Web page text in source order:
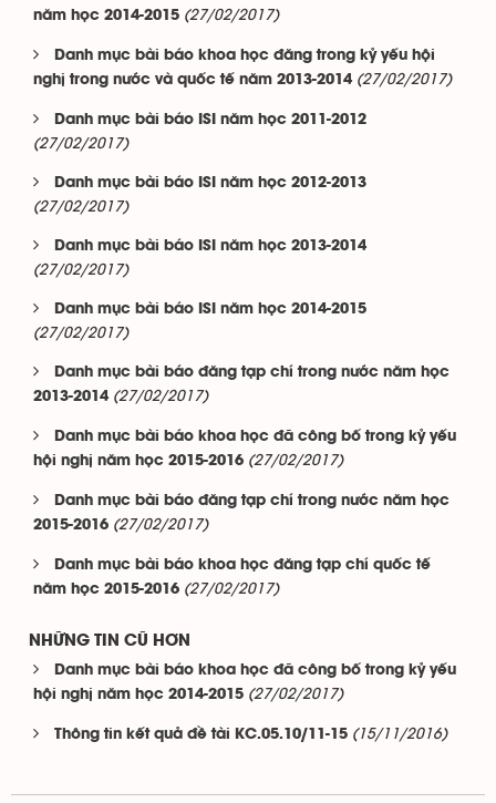
năm học 2014-2015 (27/02/2017)
Danh mục bài báo khoa học đăng trong kỷ yếu hội
nghị trong nước và quốc tế năm 2013-2014 (27/02/2017)
Danh mục bài báo ISI năm học 2011-2012
(27/02/2017)
Danh mục bài báo ISI năm học 2012-2013
(27/02/2017)
Danh mục bài báo ISI năm học 2013-2014
(27/02/2017)
Danh mục bài báo ISI năm học 2014-2015
(27/02/2017)
Danh mục bài báo đăng tạp chí trong nước năm học
2013-2014 (27/02/2017)
Danh mục bài báo khoa học đã công bố trong kỷ yếu
hội nghị năm học 2015-2016 (27/02/2017)
Danh mục bài báo đăng tạp chí trong nước năm học
2015-2016 (27/02/2017)
Danh mục bài báo khoa học đăng tạp chí quốc tế
năm học 2015-2016 (27/02/2017)
NHỮNG TIN CŨ HƠN
Danh mục bài báo khoa học đã công bố trong kỷ yếu
hội nghị năm học 2014-2015 (27/02/2017)
Thông tin kết quả đề tài KC.05.10/11-15 (15/11/2016)